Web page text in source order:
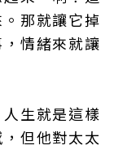
那就讓它掉
情緒來就讓
生就是這樣
但他對太太